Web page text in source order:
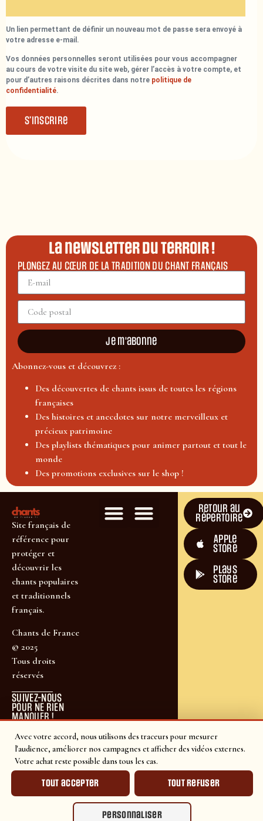
Avec votre accord, nous utilisons des traceurs pour mesurer
l'audience, améliorer nos campagnes et afficher des vidéos externes.
Votre achat reste possible dans tous les cas.
Tout accepter Tout refuser
Personnaliser
Un lien permettant de définir un nouveau mot de passe sera envoyé à
votre adresse e-mail.
Vos données personnelles seront utilisées pour vous accompagner
au cours de votre visite du site web, gérer l’accès à votre compte, et
pour d’autres raisons décrites dans notre politique de
confidentialité.
S’inscrire
La newsletter du terroir !
PLONGEZ AU CŒUR DE LA TRADITION DU CHANT FRANÇAIS
Je m'abonne
Abonnez-vous et découvrez :
Des découvertes de chants issus de toutes les régions
françaises
Des histoires et anecdotes sur notre merveilleux et
précieux patrimoine
Des playlists thématiques pour animer partout et tout le
monde
Des promotions exclusives sur le shop !
Site français de
référence pour
protéger et
découvrir les
chants populaires
et traditionnels
français.
Chants de France
© 2025
Tous droits
réservés
SUIVEZ-NOUS
POUR NE RIEN
MANQUER !
Retour au
répertoire
Apple
Store
plays
store